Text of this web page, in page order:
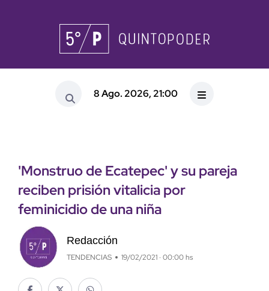
8 Ago. 2026, 21:00
'Monstruo de Ecatepec' y su pareja
reciben prisión vitalicia por
feminicidio de una niña
Redacción
TENDENCIAS 19/02/2021 · 00:00 hs